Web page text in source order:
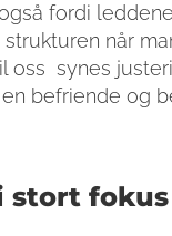
fordi
når
oss synes
befriende og
stort